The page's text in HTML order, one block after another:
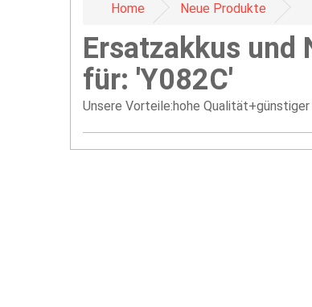
Home Neue Produkte
Ersatzakkus und
für: 'Y082C'
Unsere Vorteile:hohe